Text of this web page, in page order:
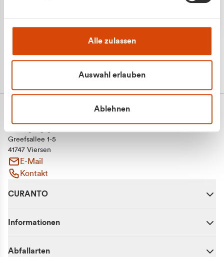
Alle zulassen
Auswahl erlauben
Ablehnen
Greefsallee 1-5
41747 Viersen
E-Mail
Kontakt
CURANTO
Informationen
Abfallarten